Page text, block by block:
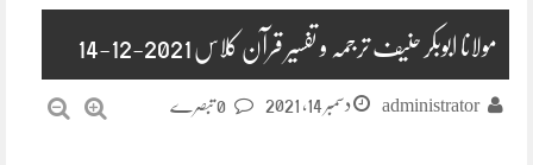
مولانا ابوبکر حنیف ترجمہ و تفسیر قرآن کلاس 2021-12-14
administrator دسمبر 14, 2021